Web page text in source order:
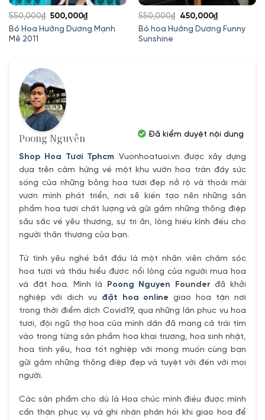
Bó Hoa Hướng Dương Mạnh
Mẽ 2011
550,000₫ Giá
gốc
500,000₫Giá
hiện
Bó hoa Hướng Dương Funny
Sunshine
550,000₫
Giá
gốc
450,000₫Giá
hiện
Poong Nguyễn
Shop Hoa Tươi Tphcm Vuonhoatuoi.vn được xây dựng
dựa trên cảm hứng về một khu vườn hoa tràn đầy sức
sống của những bông hoa tươi đẹp nở rộ và thoải mái
vươn mình phát triển, nơi sẽ kiến tạo nên những sản
phẩm hoa tươi chất lượng và gửi gắm những thông điệp
sâu sắc về yêu thương, sự tri ân, lòng hiếu kính đếu cho
người thân thương của bạn.
Từ tình yêu nghề bắt đầu là một nhân viên chăm sóc
hoa tươi và thấu hiểu được nổi lòng của người mua hoa
và đặt hoa. Mình là Poong Nguyen Founder đã khởi
nghiệp với dịch vụ đặt hoa online giao hoa tận nơi
trong thời điểm dịch Covid19, qua những lần phục vụ hoa
tươi, đội ngũ thợ hoa của mình dần đã mang cả trái tím
vào trong từng sản phẩm hoa khai trương, hoa sinh nhật,
hoa tình yêu, hoa tốt nghiệp với mong muốn cùng bạn
gửi gắm những thông điệp đẹp và tuyệt vời đến với mọi
người.
Các sản phẩm cho dù là Hoa chúc mình điều được mình
cẩn thận phục vụ và ghi nhận phản hồi khi giao hoa để
Đã kiểm duyệt nội dung